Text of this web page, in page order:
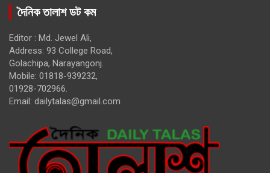
দৈনিক তালাশ ডট কম
Editor : Md. Jewel Ali,
Address: 93 College Road,
Golachipa, Narayangonj.
Mobile: 01818-939232,
01928-702966.
Email: dailytalas@gmail.com